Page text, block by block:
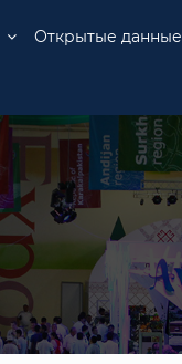
Открытые данные